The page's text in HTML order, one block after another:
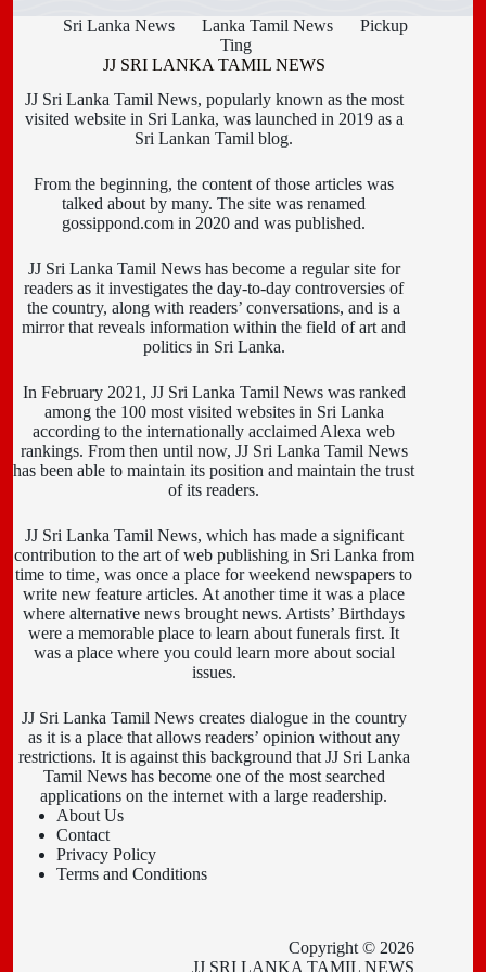
Sri Lanka News Lanka Tamil News
Pickup
Ting
JJ SRI LANKA TAMIL NEWS
JJ Sri Lanka Tamil News, popularly known as the most
visited website in Sri Lanka, was launched in 2019 as a
Sri Lankan Tamil blog.
From the beginning, the content of those articles was
talked about by many. The site was renamed
gossippond.com in 2020 and was published.
JJ Sri Lanka Tamil News has become a regular site for
readers as it investigates the day-to-day controversies of
the country, along with readers’ conversations, and is a
mirror that reveals information within the field of art and
politics in Sri Lanka.
In February 2021, JJ Sri Lanka Tamil News was ranked
among the 100 most visited websites in Sri Lanka
according to the internationally acclaimed Alexa web
rankings. From then until now, JJ Sri Lanka Tamil News
has been able to maintain its position and maintain the trust
of its readers.
JJ Sri Lanka Tamil News, which has made a significant
contribution to the art of web publishing in Sri Lanka from
time to time, was once a place for weekend newspapers to
write new feature articles. At another time it was a place
where alternative news brought news. Artists’ Birthdays
were a memorable place to learn about funerals first. It
was a place where you could learn more about social
issues.
JJ Sri Lanka Tamil News creates dialogue in the country
as it is a place that allows readers’ opinion without any
restrictions. It is against this background that JJ Sri Lanka
Tamil News has become one of the most searched
applications on the internet with a large readership.
About Us
Contact
Privacy Policy
Terms and Conditions
Copyright © 2026
JJ SRI LANKA TAMIL NEWS